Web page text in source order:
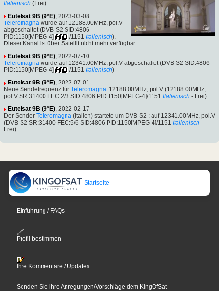
Italienisch (Frei).
Eutelsat 9B (9°E) , 2023-03-08
Teleromagna wurde auf 12188.00MHz, pol.V
abgeschaltet (DVB-S2 SID:4806
PID:1150[MPEG-4]
/1151 Italienisch).
Dieser Kanal ist über Satellit nicht mehr verfügbar
Eutelsat 9B (9°E), 2022-07-10
Teleromagna wurde auf 12341.00MHz, pol.V abgeschaltet (DVB-S2 SID:4806
PID:1150[MPEG-4]
/1151 Italienisch)
Eutelsat 9B (9°E), 2022-07-01
Neue Sendefrequenz für Teleromagna: 12188.00MHz, pol.V (12188.00MHz,
pol.V SR:31400 FEC:2/3 SID:4806 PID:1150[MPEG-4]/1151 Italienisch - Frei).
Eutelsat 9B (9°E), 2022-02-17
Der Sender Teleromagna (Italien) startete um DVB-S2 : auf 12341.00MHz, pol.V
(DVB-S2 SR:31400 FEC:5/6 SID:4806 PID:1150[MPEG-4]/1151 Italienisch-
Frei).
Startseite
Einführung / FAQs
Profil bestimmen
Ihre Kommentare / Updates
Senden Sie ihre Anregungen/Vorschläge dem KingOfSat